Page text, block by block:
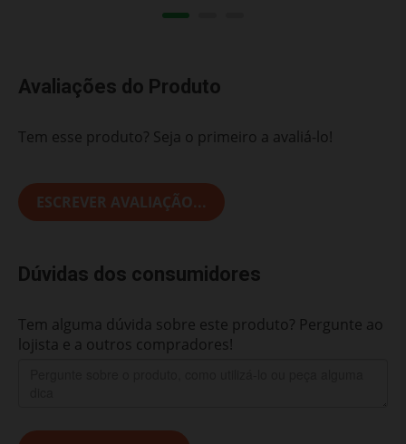
Avaliações do Produto
Tem esse produto? Seja o primeiro a avaliá-lo!
ESCREVER AVALIAÇÃO...
Dúvidas dos consumidores
Tem alguma dúvida sobre este produto? Pergunte ao
lojista e a outros compradores!